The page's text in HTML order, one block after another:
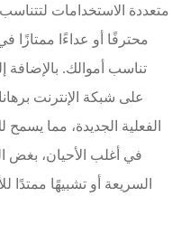
متعددة الاستخدامات
محترفًا أو عداءًا ممتازًا
تناسب أموالك. بالإضافة
على شبكة الإنترنت
الفعلية الجديدة، مما يسمح
في أغلب الأحيان، بغض
السريعة أو تشبيهًا ممتدًا